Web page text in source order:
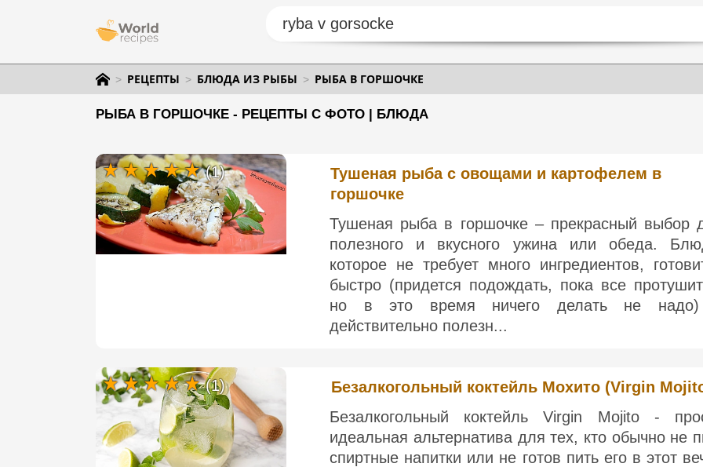
РЕЦЕПТЫ БЛЮДА ИЗ РЫБЫ РЫБА В ГОРШОЧКЕ
РЫБА В ГОРШОЧКЕ - РЕЦЕПТЫ С ФОТО | БЛЮДА
Тушеная рыба с овощами и картофелем в
горшочке
Тушеная рыба в горшочке – прекрасный выбор
полезного и вкусного ужина или обеда.
которое не требует много ингредиентов,
быстро (придется подождать, пока все
но в это время ничего делать не
действительно полезн...
(1)
Безалкогольный коктейль Мохито (Virgin
Безалкогольный коктейль Virgin Mojito -
идеальная альтернатива для тех, кто обычно не
спиртные напитки или не готов пить его в этот
(1)